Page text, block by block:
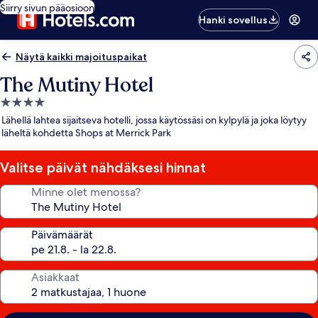
Siirry sivun pääosioon
Hanki sovellus
Näytä kaikki majoituspaikat
The Mutiny Hotel
4.0
tähden
majoituspaikka
Lähellä lahtea sijaitseva hotelli, jossa käytössäsi on kylpylä ja joka löytyy
läheltä kohdetta Shops at Merrick Park
Valitse päivät nähdäksesi hinnat
Minne olet menossa?
Päivämäärät
Asiakkaat